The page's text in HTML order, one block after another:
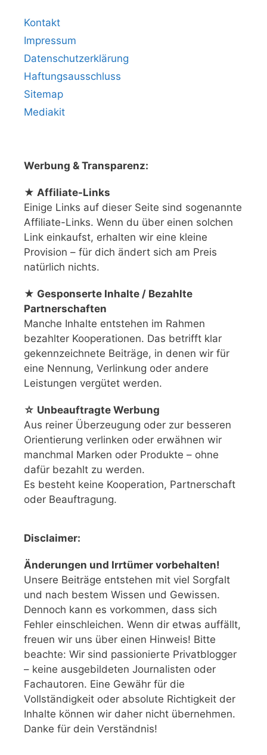
Kontakt
Impressum
Datenschutzerklärung
Haftungsausschluss
Sitemap
Mediakit
Werbung & Transparenz:
★ Affiliate-Links
Einige Links auf dieser Seite sind sogenannte
Affiliate-Links. Wenn du über einen solchen
Link einkaufst, erhalten wir eine kleine
Provision – für dich ändert sich am Preis
natürlich nichts.
★ Gesponserte Inhalte / Bezahlte
Partnerschaften
Manche Inhalte entstehen im Rahmen
bezahlter Kooperationen. Das betrifft klar
gekennzeichnete Beiträge, in denen wir für
eine Nennung, Verlinkung oder andere
Leistungen vergütet werden.
☆ Unbeauftragte Werbung
Aus reiner Überzeugung oder zur besseren
Orientierung verlinken oder erwähnen wir
manchmal Marken oder Produkte – ohne
dafür bezahlt zu werden.
Es besteht keine Kooperation, Partnerschaft
oder Beauftragung.
Disclaimer:
Änderungen und Irrtümer vorbehalten!
Unsere Beiträge entstehen mit viel Sorgfalt
und nach bestem Wissen und Gewissen.
Dennoch kann es vorkommen, dass sich
Fehler einschleichen. Wenn dir etwas auffällt,
freuen wir uns über einen Hinweis! Bitte
beachte: Wir sind passionierte Privatblogger
– keine ausgebildeten Journalisten oder
Fachautoren. Eine Gewähr für die
Vollständigkeit oder absolute Richtigkeit der
Inhalte können wir daher nicht übernehmen.
Danke für dein Verständnis!